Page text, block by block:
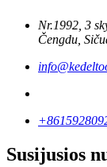
Nr.1992, 3
Čengdu,
Susijusios